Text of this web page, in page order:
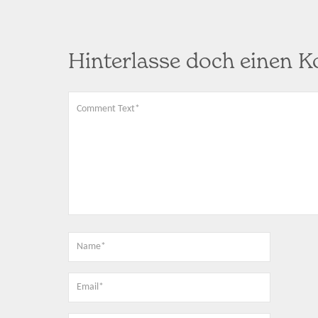
Hinterlasse doch einen